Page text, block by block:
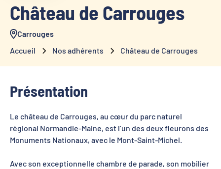
Château de Carrouges
Carrouges
Accueil
Nos adhérents Château de Carrouges
Présentation
Le château de Carrouges, au cœur du parc naturel
régional Normandie-Maine, est l’un des deux fleurons des
Monuments Nationaux, avec le Mont-Saint-Michel.
Avec son exceptionnelle chambre de parade, son mobilier